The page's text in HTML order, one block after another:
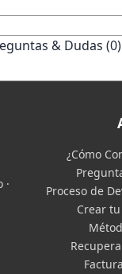
& Dudas (0)
·
¿Cómo
Proceso de
Crear